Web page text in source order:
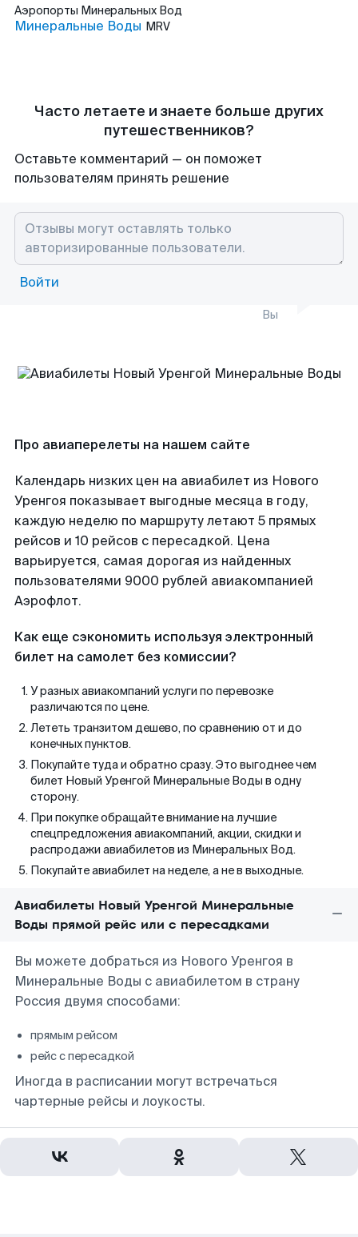
Аэропорты Минеральных Вод
Минеральные Воды MRV
Часто летаете и знаете больше других
путешественников?
Оставьте комментарий — он поможет
пользователям принять решение
Войти
Вы
Про авиаперелеты на нашем сайте
Календарь низких цен на авиабилет из Нового
Уренгоя показывает выгодные месяца в году,
каждую неделю по маршруту летают 5 прямых
рейсов и 10 рейсов с пересадкой. Цена
варьируется, самая дорогая из найденных
пользователями 9000 рублей авиакомпанией
Аэрофлот.
Как еще сэкономить используя электронный
билет на самолет без комиссии?
У разных авиакомпаний услуги по перевозке
различаются по цене.
Лететь транзитом дешево, по сравнению от и до
конечных пунктов.
Покупайте туда и обратно сразу. Это выгоднее чем
билет Новый Уренгой Минеральные Воды в одну
сторону.
При покупке обращайте внимание на лучшие
спецпредложения авиакомпаний, акции, скидки и
распродажи авиабилетов из Минеральных Вод.
Покупайте авиабилет на неделе, а не в выходные.
Авиабилеты Новый Уренгой Минеральные
Воды прямой рейс или с пересадками
Вы можете добраться из Нового Уренгоя в
Минеральные Воды с авиабилетом в страну
Россия двумя способами:
прямым рейсом
рейс с пересадкой
Иногда в расписании могут встречаться
чартерные рейсы и лоукосты.